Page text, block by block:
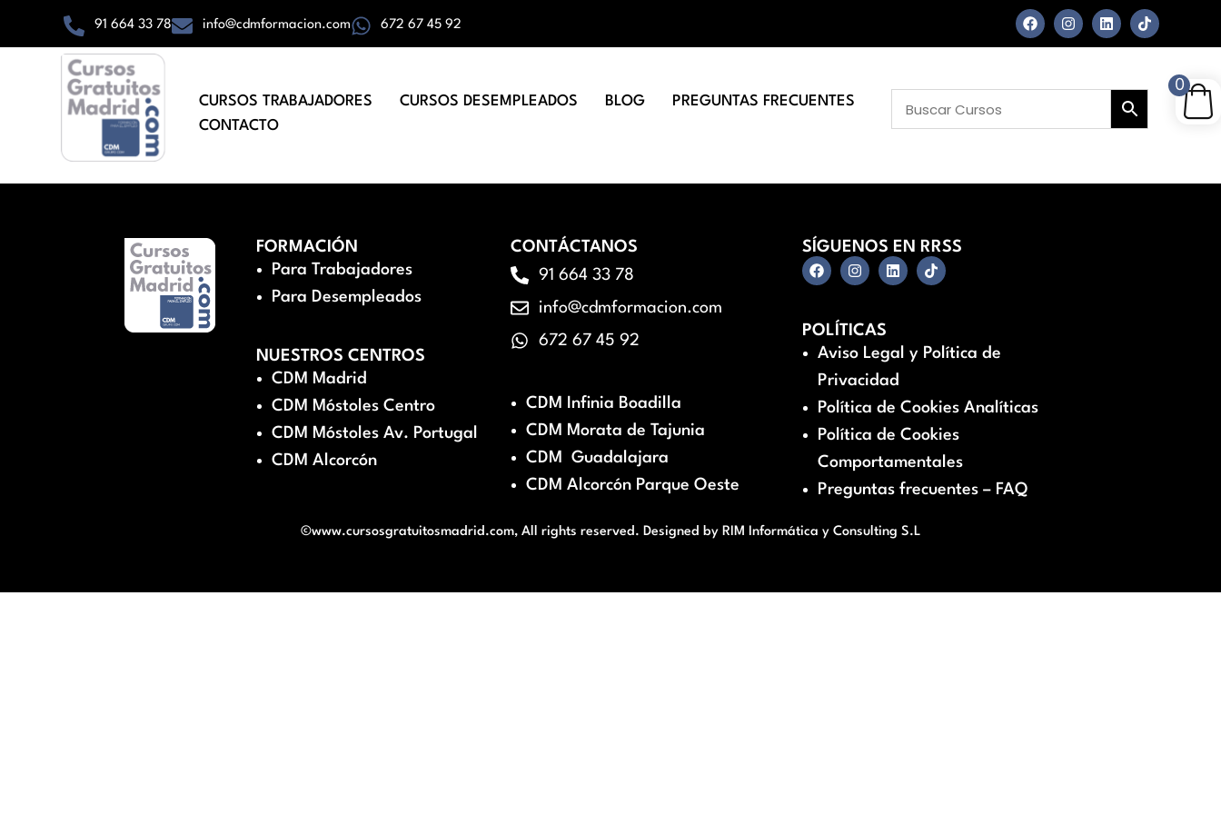
91 664 33 78 info@cdmformacion.com 672 67 45 92
CURSOS TRABAJADORES CURSOS DESEMPLEADOS BLOG
PREGUNTAS FRECUENTES
CONTACTO
FORMACIÓN
Para Trabajadores
Para Desempleados
NUESTROS CENTROS
CDM Madrid
CDM Móstoles Centro
CDM Móstoles Av. Portugal
CDM Alcorcón
CONTÁCTANOS
91 664 33 78
info@cdmformacion.com
672 67 45 92
CDM Infinia Boadilla
CDM Morata de Tajunia
CDM Guadalajara
CDM Alcorcón Parque Oeste
SÍGUENOS EN RRSS
POLÍTICAS
Aviso Legal y Política de
Privacidad
Política de Cookies Analíticas
Política de Cookies
Comportamentales
Preguntas frecuentes – FAQ
©www.cursosgratuitosmadrid.com, All rights reserved. Designed by RIM Informática y Consulting S.L
0